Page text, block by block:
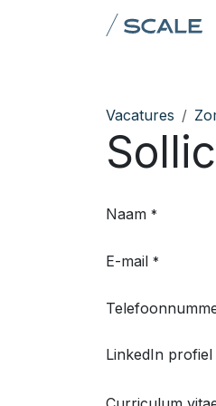
Overslaan naar inhoud
Vacatures
Naam *
E-mail *
LinkedIn profiel